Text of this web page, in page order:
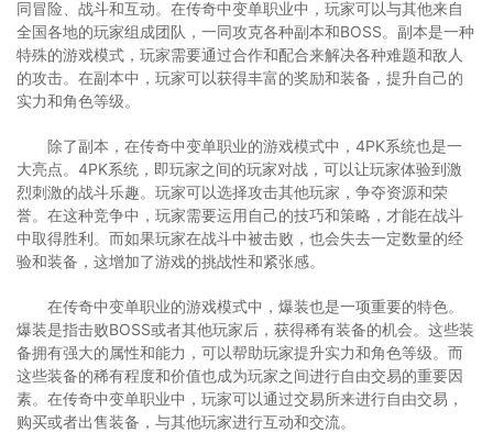
同冒险、战斗和互动。在传奇中变单职业中，玩家可以与其他来自
全国各地的玩家组成团队，一同攻克各种副本和BOSS。副本是一种
特殊的游戏模式，玩家需要通过合作和配合来解决各种难题和敌人
的攻击。在副本中，玩家可以获得丰富的奖励和装备，提升自己的
实力和角色等级。
除了副本，在传奇中变单职业的游戏模式中，4PK系统也是一
大亮点。4PK系统，即玩家之间的玩家对战，可以让玩家体验到激
烈刺激的战斗乐趣。玩家可以选择攻击其他玩家，争夺资源和荣
誉。在这种竞争中，玩家需要运用自己的技巧和策略，才能在战斗
中取得胜利。而如果玩家在战斗中被击败，也会失去一定数量的经
验和装备，这增加了游戏的挑战性和紧张感。
在传奇中变单职业的游戏模式中，爆装也是一项重要的特色。
爆装是指击败BOSS或者其他玩家后，获得稀有装备的机会。这些装
备拥有强大的属性和能力，可以帮助玩家提升实力和角色等级。而
这些装备的稀有程度和价值也成为玩家之间进行自由交易的重要因
素。在传奇中变单职业中，玩家可以通过交易所来进行自由交易，
购买或者出售装备，与其他玩家进行互动和交流。